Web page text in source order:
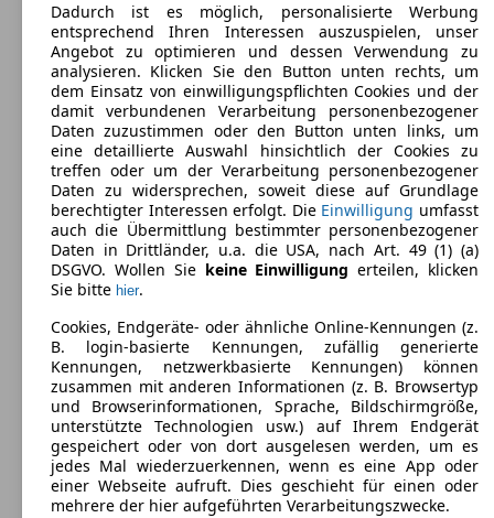
5
Kofferraum:
520 - 520 Liter
Dadurch ist es möglich, personalisierte Werbung
entsprechend Ihren Interessen auszuspielen, unser
Angebot zu optimieren und dessen Verwendung zu
analysieren. Klicken Sie den Button unten rechts, um
dem Einsatz von einwilligungspflichten Cookies und der
damit verbundenen Verarbeitung personenbezogener
Daten zuzustimmen oder den Button unten links, um
eine detaillierte Auswahl hinsichtlich der Cookies zu
treffen oder um der Verarbeitung personenbezogener
Daten zu widersprechen, soweit diese auf Grundlage
berechtigter Interessen erfolgt. Die Einwilligung umfasst
auch die Übermittlung bestimmter personenbezogener
Daten in Drittländer, u.a. die USA, nach Art. 49 (1) (a)
DSGVO. Wollen Sie keine Einwilligung erteilen, klicken
Sie bitte hier.
Cookies, Endgeräte- oder ähnliche Online-Kennungen (z.
B. login-basierte Kennungen, zufällig generierte
Kennungen, netzwerkbasierte Kennungen) können
zusammen mit anderen Informationen (z. B. Browsertyp
und Browserinformationen, Sprache, Bildschirmgröße,
unterstützte Technologien usw.) auf Ihrem Endgerät
gespeichert oder von dort ausgelesen werden, um es
jedes Mal wiederzuerkennen, wenn es eine App oder
einer Webseite aufruft. Dies geschieht für einen oder
mehrere der hier aufgeführten Verarbeitungszwecke.